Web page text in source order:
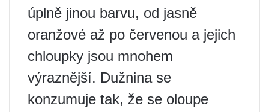
úplně jinou barvu, od jasně
oranžové až po červenou a jejich
chloupky jsou mnohem
výraznější. Dužnina se
konzumuje tak, že se oloupe